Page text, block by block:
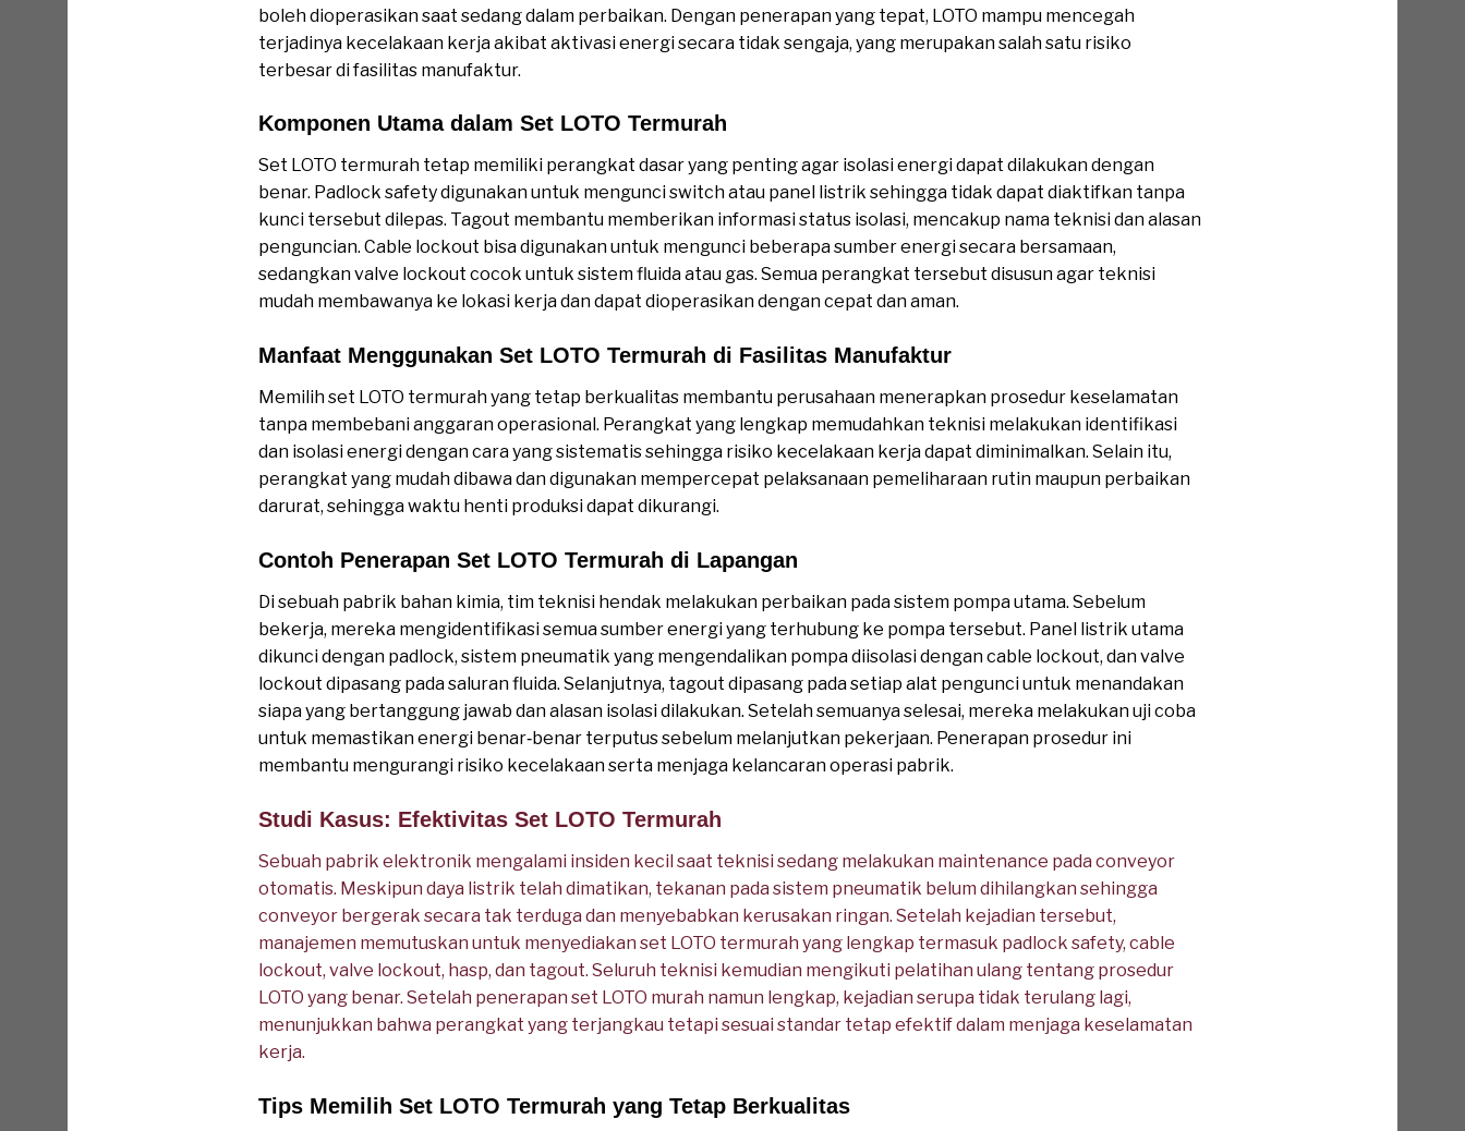
boleh dioperasikan saat sedang dalam perbaikan. Dengan penerapan yang tepat, LOTO mampu mencegah
terjadinya kecelakaan kerja akibat aktivasi energi secara tidak sengaja, yang merupakan salah satu risiko
terbesar di fasilitas manufaktur.
Komponen Utama dalam Set LOTO Termurah
Set LOTO termurah tetap memiliki perangkat dasar yang penting agar isolasi energi dapat dilakukan dengan
benar. Padlock safety digunakan untuk mengunci switch atau panel listrik sehingga tidak dapat diaktifkan tanpa
kunci tersebut dilepas. Tagout membantu memberikan informasi status isolasi, mencakup nama teknisi dan alasan
penguncian. Cable lockout bisa digunakan untuk mengunci beberapa sumber energi secara bersamaan,
sedangkan valve lockout cocok untuk sistem fluida atau gas. Semua perangkat tersebut disusun agar teknisi
mudah membawanya ke lokasi kerja dan dapat dioperasikan dengan cepat dan aman.
Manfaat Menggunakan Set LOTO Termurah di Fasilitas Manufaktur
Memilih set LOTO termurah yang tetap berkualitas membantu perusahaan menerapkan prosedur keselamatan
tanpa membebani anggaran operasional. Perangkat yang lengkap memudahkan teknisi melakukan identifikasi
dan isolasi energi dengan cara yang sistematis sehingga risiko kecelakaan kerja dapat diminimalkan. Selain itu,
perangkat yang mudah dibawa dan digunakan mempercepat pelaksanaan pemeliharaan rutin maupun perbaikan
darurat, sehingga waktu henti produksi dapat dikurangi.
Contoh Penerapan Set LOTO Termurah di Lapangan
Di sebuah pabrik bahan kimia, tim teknisi hendak melakukan perbaikan pada sistem pompa utama. Sebelum
bekerja, mereka mengidentifikasi semua sumber energi yang terhubung ke pompa tersebut. Panel listrik utama
dikunci dengan padlock, sistem pneumatik yang mengendalikan pompa diisolasi dengan cable lockout, dan valve
lockout dipasang pada saluran fluida. Selanjutnya, tagout dipasang pada setiap alat pengunci untuk menandakan
siapa yang bertanggung jawab dan alasan isolasi dilakukan. Setelah semuanya selesai, mereka melakukan uji coba
untuk memastikan energi benar‑benar terputus sebelum melanjutkan pekerjaan. Penerapan prosedur ini
membantu mengurangi risiko kecelakaan serta menjaga kelancaran operasi pabrik.
Studi Kasus: Efektivitas Set LOTO Termurah
Sebuah pabrik elektronik mengalami insiden kecil saat teknisi sedang melakukan maintenance pada conveyor
otomatis. Meskipun daya listrik telah dimatikan, tekanan pada sistem pneumatik belum dihilangkan sehingga
conveyor bergerak secara tak terduga dan menyebabkan kerusakan ringan. Setelah kejadian tersebut,
manajemen memutuskan untuk menyediakan set LOTO termurah yang lengkap termasuk padlock safety, cable
lockout, valve lockout, hasp, dan tagout. Seluruh teknisi kemudian mengikuti pelatihan ulang tentang prosedur
LOTO yang benar. Setelah penerapan set LOTO murah namun lengkap, kejadian serupa tidak terulang lagi,
menunjukkan bahwa perangkat yang terjangkau tetapi sesuai standar tetap efektif dalam menjaga keselamatan
kerja.
Tips Memilih Set LOTO Termurah yang Tetap Berkualitas